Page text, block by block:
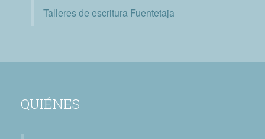
Talleres de escritura Fuentetaja
QUIÉNES